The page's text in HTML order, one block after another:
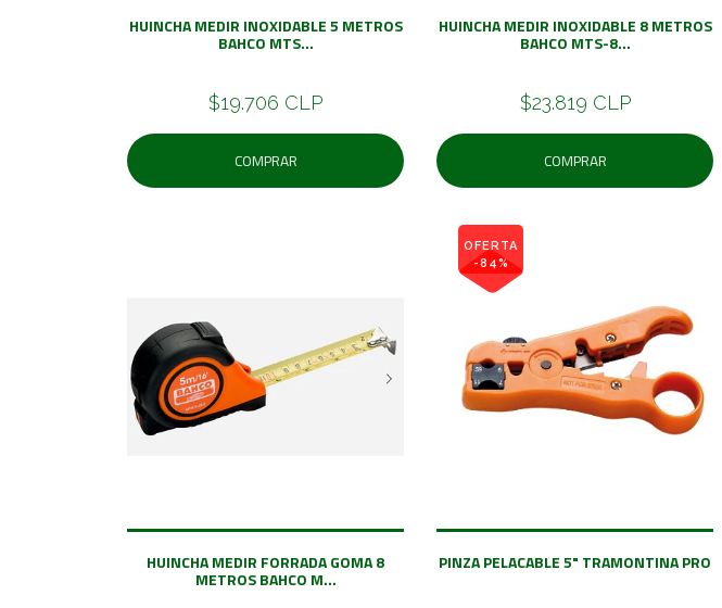
HUINCHA MEDIR INOXIDABLE 5 METROS
BAHCO MTS...
$19.706 CLP
COMPRAR
HUINCHA MEDIR INOXIDABLE 8 METROS
BAHCO MTS-8...
$23.819 CLP
COMPRAR
HUINCHA MEDIR FORRADA GOMA 8
METROS BAHCO M...
OFERTA
-84%
PINZA PELACABLE 5" TRAMONTINA PRO